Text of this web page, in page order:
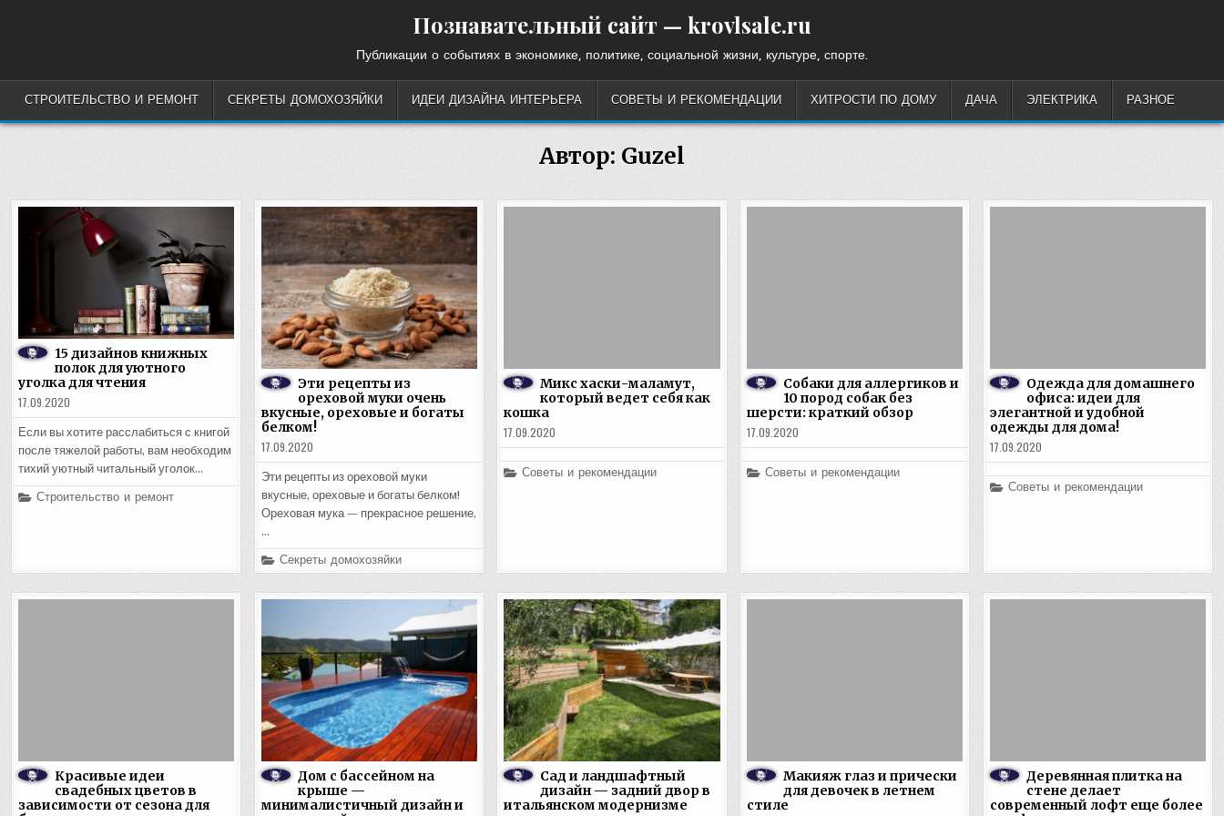
Познавательный сайт — krovlsale.ru
Публикации о событиях в экономике, политике, социальной жизни, культуре, спорте.
СТРОИТЕЛЬСТВО И РЕМОНТ СЕКРЕТЫ ДОМОХОЗЯЙКИ ИДЕИ ДИЗАЙНА ИНТЕРЬЕРА СОВЕТЫ И РЕКОМЕНДАЦИИ ХИТРОСТИ ПО ДОМУ ДАЧА ЭЛЕКТРИКА РАЗНОЕ
Автор: Guzel
15 дизайнов книжных
полок для уютного
уголка для чтения
17.09.2020
Если вы хотите расслабиться с книгой
после тяжелой работы, вам необходим
тихий уютный читальный уголок…
Posted
Строительство и ремонт
Эти рецепты из
ореховой муки очень
вкусные, ореховые и богаты
белком!
17.09.2020
Эти рецепты из ореховой муки
вкусные, ореховые и богаты белком!
Ореховая мука — прекрасное решение,
…
Posted
in
Секреты домохозяйки
Микс хаски-маламут,
который ведет себя как
кошка
17.09.2020
Posted
Советы и рекомендации
Собаки для аллергиков и
10 пород собак без
шерсти: краткий обзор
17.09.2020
Posted
Советы и рекомендации
Одежда для домашнего
офиса: идеи для
элегантной и удобной
одежды для дома!
17.09.2020
Posted
Советы и рекомендации
Красивые идеи
свадебных цветов в
зависимости от сезона для
Дом с бассейном на
крыше —
минималистичный дизайн и
Сад и ландшафтный
дизайн — задний двор в
итальянском модернизме
Макияж глаз и прически
для девочек в летнем
стиле
Деревянная плитка на
стене делает
современный лофт еще более